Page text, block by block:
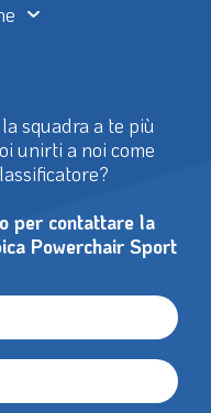
squadra a te più
unirti a noi come
per contattare la
Powerchair Sport